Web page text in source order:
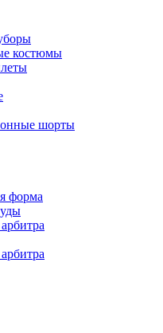
костюмы
шорты
форма